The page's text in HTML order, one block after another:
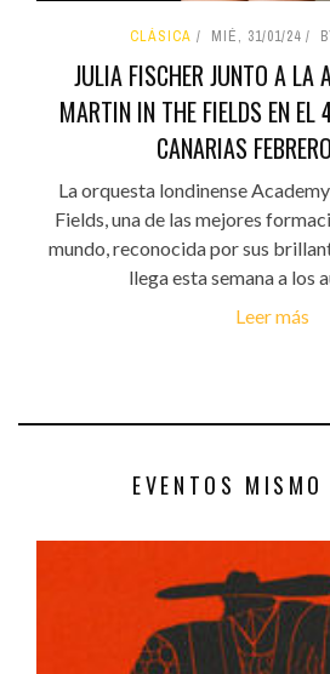
CLÁSICA MIÉ, 31/01/24
JULIA FISCHER JUNTO A LA
MARTIN IN THE FIELDS EN
CANARIAS
La orquesta londinense
Fields, una de las mejores
mundo, reconocida por sus
llega esta semana a los
Leer más
EVENTOS MISMO